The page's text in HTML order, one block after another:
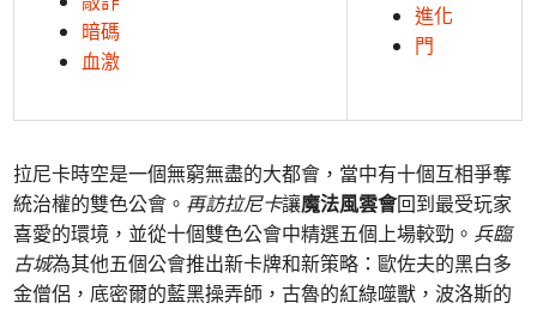
暗碼
血激
進化
門
拉尼卡時空是一個無窮無盡的大都會，當中有十個互相爭奪
統治權的雙色公會。 再訪拉尼卡讓魔法風雲會回到最受玩家
喜愛的環境，並從十個雙色公會中精選五個上場較勁。 兵臨
古城為其他五個公會推出新卡牌和新策略：歐佐夫的黑白多
金僧侶，底密爾的藍黑操弄師，古魯的紅綠噬獸，波洛斯的